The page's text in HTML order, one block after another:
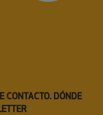
CONTACTO. DÓNDE